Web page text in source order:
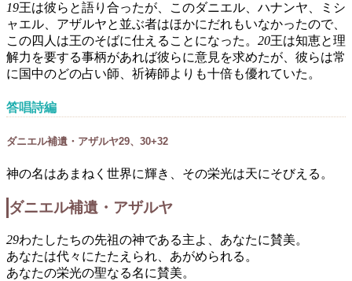
19王は彼らと語り合ったが、このダニエル、ハナンヤ、ミシ
ャエル、アザルヤと並ぶ者はほかにだれもいなかったので、
この四人は王のそばに仕えることになった。 20王は知恵と理
解力を要する事柄があれば彼らに意見を求めたが、彼らは常
に国中のどの占い師、祈祷師よりも十倍も優れていた。
答唱詩編
ダニエル補遺・アザルヤ29、30+32
神の名はあまねく世界に輝き、その栄光は天にそびえる。
ダニエル補遺・アザルヤ
29わたしたちの先祖の神である主よ、あなたに賛美。
あなたは代々にたたえられ、あがめられる。
あなたの栄光の聖なる名に賛美。